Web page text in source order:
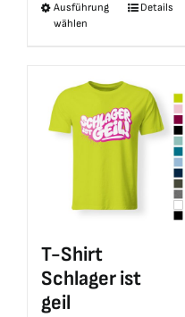
Ausführung
wählen
Dieses
mehrere
Varianten
auf.
können
Produktseite
Details
T-Shirt
Schlager ist
geil